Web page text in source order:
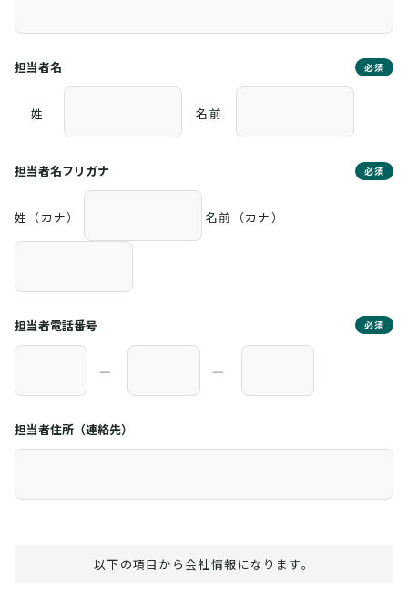
担当者名 必須
姓 名前
担当者名フリガナ 必須
姓（カナ） 名前（カナ）
担当者電話番号 必須
― ―
担当者住所（連絡先）
以下の項目から会社情報になります。